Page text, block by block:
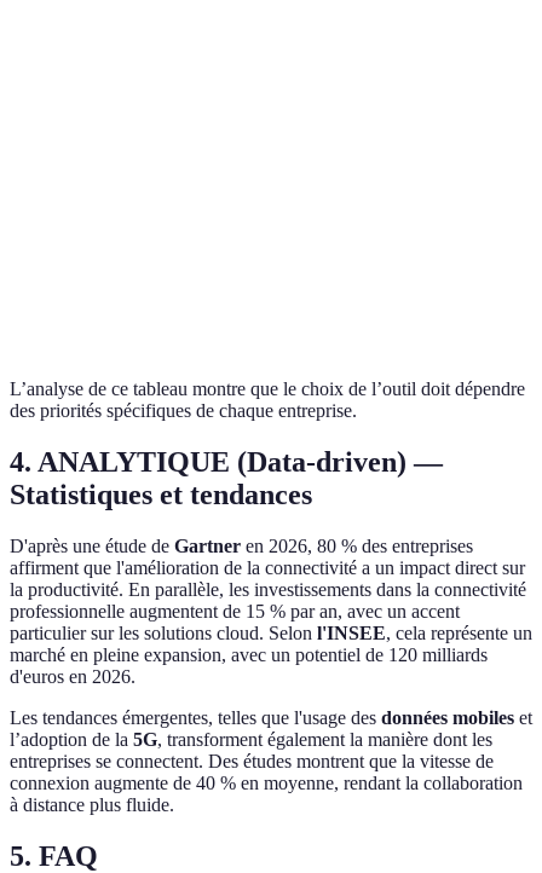
L’analyse de ce tableau montre que le choix de l’outil doit dépendre
des priorités spécifiques de chaque entreprise.
4. ANALYTIQUE (Data-driven) —
Statistiques et tendances
D'après une étude de Gartner en 2026, 80 % des entreprises
affirment que l'amélioration de la connectivité a un impact direct sur
la productivité. En parallèle, les investissements dans la connectivité
professionnelle augmentent de 15 % par an, avec un accent
particulier sur les solutions cloud. Selon l'INSEE, cela représente un
marché en pleine expansion, avec un potentiel de 120 milliards
d'euros en 2026.
Les tendances émergentes, telles que l'usage des données mobiles et
l’adoption de la 5G, transforment également la manière dont les
entreprises se connectent. Des études montrent que la vitesse de
connexion augmente de 40 % en moyenne, rendant la collaboration
à distance plus fluide.
5. FAQ